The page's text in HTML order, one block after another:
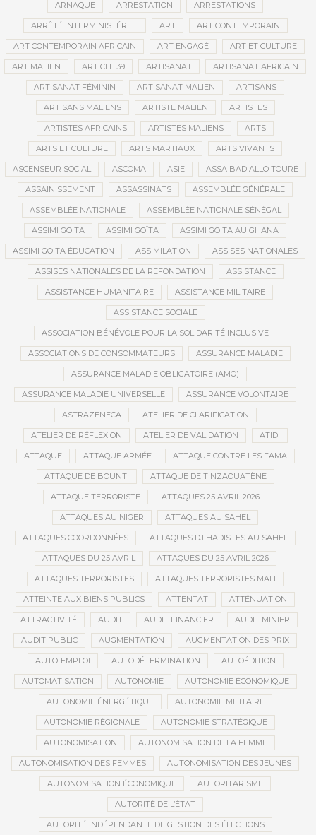
ARNAQUE ARRESTATION ARRESTATIONS
ARRÊTÉ INTERMINISTÉRIEL ART ART CONTEMPORAIN
ART CONTEMPORAIN AFRICAIN ART ENGAGÉ ART ET CULTURE
ART MALIEN ARTICLE 39 ARTISANAT ARTISANAT AFRICAIN
ARTISANAT FÉMININ ARTISANAT MALIEN ARTISANS
ARTISANS MALIENS ARTISTE MALIEN ARTISTES
ARTISTES AFRICAINS ARTISTES MALIENS ARTS
ARTS ET CULTURE ARTS MARTIAUX ARTS VIVANTS
ASCENSEUR SOCIAL ASCOMA ASIE ASSA BADIALLO TOURÉ
ASSAINISSEMENT ASSASSINATS ASSEMBLÉE GÉNÉRALE
ASSEMBLÉE NATIONALE ASSEMBLÉE NATIONALE SÉNÉGAL
ASSIMI GOITA ASSIMI GOÏTA ASSIMI GOITA AU GHANA
ASSIMI GOÏTA ÉDUCATION ASSIMILATION ASSISES NATIONALES
ASSISES NATIONALES DE LA REFONDATION ASSISTANCE
ASSISTANCE HUMANITAIRE ASSISTANCE MILITAIRE
ASSISTANCE SOCIALE
ASSOCIATION BÉNÉVOLE POUR LA SOLIDARITÉ INCLUSIVE
ASSOCIATIONS DE CONSOMMATEURS ASSURANCE MALADIE
ASSURANCE MALADIE OBLIGATOIRE (AMO)
ASSURANCE MALADIE UNIVERSELLE ASSURANCE VOLONTAIRE
ASTRAZENECA ATELIER DE CLARIFICATION
ATELIER DE RÉFLEXION ATELIER DE VALIDATION ATIDI
ATTAQUE ATTAQUE ARMÉE ATTAQUE CONTRE LES FAMA
ATTAQUE DE BOUNTI ATTAQUE DE TINZAOUATÈNE
ATTAQUE TERRORISTE ATTAQUES 25 AVRIL 2026
ATTAQUES AU NIGER ATTAQUES AU SAHEL
ATTAQUES COORDONNÉES ATTAQUES DJIHADISTES AU SAHEL
ATTAQUES DU 25 AVRIL ATTAQUES DU 25 AVRIL 2026
ATTAQUES TERRORISTES ATTAQUES TERRORISTES MALI
ATTEINTE AUX BIENS PUBLICS ATTENTAT ATTÉNUATION
ATTRACTIVITÉ AUDIT AUDIT FINANCIER AUDIT MINIER
AUDIT PUBLIC AUGMENTATION AUGMENTATION DES PRIX
AUTO-EMPLOI AUTODÉTERMINATION AUTOÉDITION
AUTOMATISATION AUTONOMIE AUTONOMIE ÉCONOMIQUE
AUTONOMIE ÉNERGÉTIQUE AUTONOMIE MILITAIRE
AUTONOMIE RÉGIONALE AUTONOMIE STRATÉGIQUE
AUTONOMISATION AUTONOMISATION DE LA FEMME
AUTONOMISATION DES FEMMES AUTONOMISATION DES JEUNES
AUTONOMISATION ÉCONOMIQUE AUTORITARISME
AUTORITÉ DE L’ÉTAT
AUTORITÉ INDÉPENDANTE DE GESTION DES ÉLECTIONS